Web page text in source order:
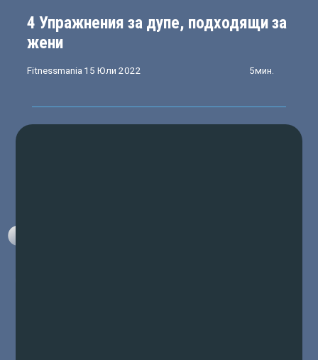
4 Упражнения за дупе, подходящи за
жени
Fitnessmania 15 Юли 2022 5мин.